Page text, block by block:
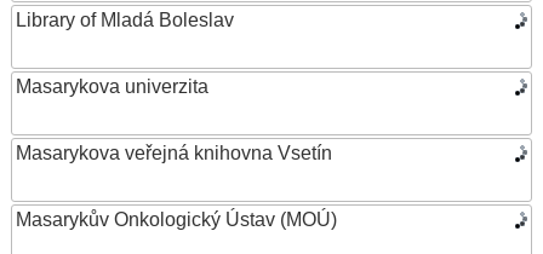
Library of Mladá Boleslav
Masarykova univerzita
Masarykova veřejná knihovna Vsetín
Masarykův Onkologický Ústav (MOÚ)